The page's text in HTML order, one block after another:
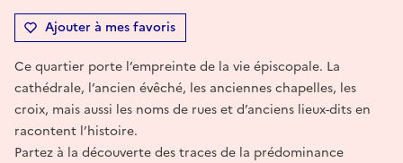
Ajouter à mes favoris
Ce quartier porte l’empreinte de la vie épiscopale. La
cathédrale, l’ancien évêché, les anciennes chapelles, les
croix, mais aussi les noms de rues et d’anciens lieux-dits en
racontent l’histoire.
Partez à la découverte des traces de la prédominance